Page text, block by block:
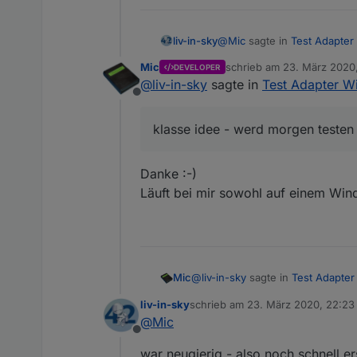
Für diesen Adapter benötigt ihr
eine einzelne 776 kB große
In den Adapter-Einstellungen
Es werden dann pro Windows-
@
Hoffe, ich hab alles soweit
liv-in-sky@Mic sagte in Test
https://github.com/Mic-
klasse idee - werd morgen
Offline
Mic DEVELOPER schrieb am 23. März
zuletzt editiert von
@liv-in-sky sagte in Test Adapter
klasse idee - werd morgen testen
Danke :-)
Läuft bei mir sowohl auf einem
Mic@liv-in-sky sagte in Test
Offline
liv-in-skyschrieb am 23. März 2020, 22:23
zuletzt editiert von
@Mic
war neugierig - also noch schnell